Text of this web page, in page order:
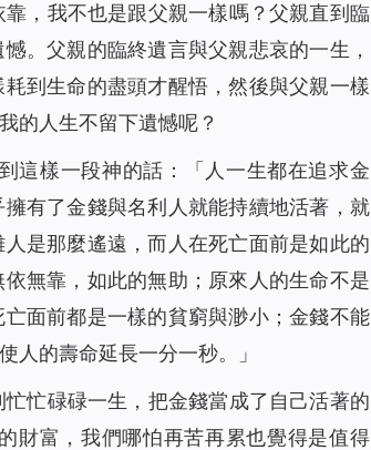
，我不也是跟父親一樣嗎？父親直到臨
。父親的臨終遺言與父親悲哀的一生，
到生命的盡頭才醒悟，然後與父親一樣
的人生不留下遺憾呢？
這樣一段神的話：「 人一生都在追求金
有了金錢與名利人就能持續地活著，就
是那麼遙遠，而人在死亡面前是如此的
無靠，如此的無助；原來人的生命不是
面前都是一樣的貧窮與渺小；金錢不能
人的壽命延長一分一秒。
」
忙碌碌一生，把金錢當成了自己活著的
財富，我們哪怕再苦再累也覺得是值得